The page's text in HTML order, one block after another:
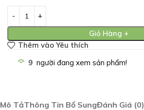
Giỏ Hàng +
Thêm vào Yêu thích
9 người đang xem sản phẩm!
Mô TảThông Tin Bổ SungĐánh Giá (0)